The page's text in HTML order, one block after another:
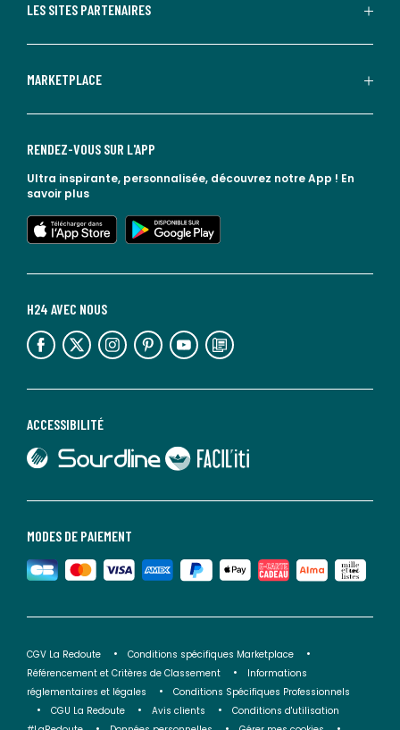
LES SITES PARTENAIRES
MARKETPLACE
MODES DE PAIEMENT
ACCESSIBILITÉ
lien vers Sourdline
lien vers Faciliti
H24 AVEC NOUS
lien vers l'espace réseaux sociaux lien vers l'espace réseaux sociaux lien vers l'espace réseaux sociaux lien vers l'espace réseaux sociaux lien vers l'espace réseaux sociaux lien vers le blog la redoute
RENDEZ-VOUS SUR L'APP
Ultra inspirante, personnalisée, découvrez notre App ! En
savoir plus
lien vers l'app store
lien vers google play
CGV La Redoute
Conditions spécifiques Marketplace
Référencement et Critères de Classement
Informations
réglementaires et légales
Conditions Spécifiques Professionnels
CGU La Redoute
Avis clients
Conditions d'utilisation